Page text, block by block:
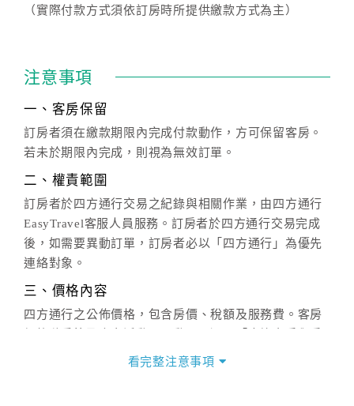
（實際付款方式須依訂房時所提供繳款方式為主）
注意事項
一、客房保留
訂房者須在繳款期限內完成付款動作，方可保留客房。
若未於期限內完成，則視為無效訂單。
二、權責範圍
訂房者於四方通行交易之紀錄與相關作業，由四方通行
EasyTravel客服人員服務。訂房者於四方通行交易完成
後，如需要異動訂單，訂房者必以「四方通行」為優先
連絡對象。
三、價格內容
四方通行之公佈價格，包含房價、稅額及服務費。客房
價」之當日價格為標準。
看完整注意事項